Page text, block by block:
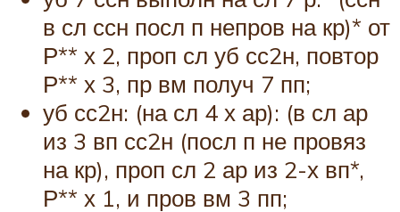
в сл ссн посл п непров на кр)* от
Р** х 2, проп сл уб сс2н, повтор
Р** х 3, пр вм получ 7 пп;
уб сс2н: (на сл 4 х ар): (в сл ар
из 3 вп сс2н (посл п не провяз
на кр), проп сл 2 ар из 2-х вп*,
Р** х 1, и пров вм 3 пп;